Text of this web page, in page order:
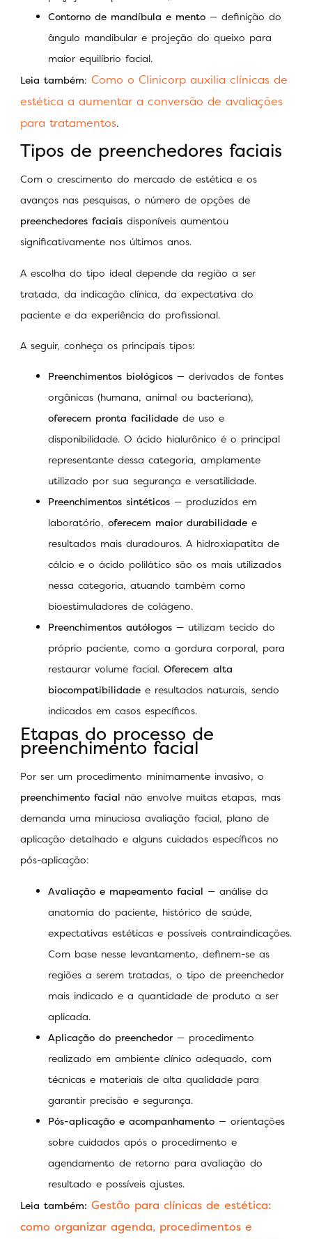
Contorno de mandíbula e mento — definição do
ângulo mandibular e projeção do queixo para
maior equilíbrio facial.
Leia também: Como o Clinicorp auxilia clínicas de
estética a aumentar a conversão de avaliações
para tratamentos.
Tipos de preenchedores faciais
Com o crescimento do mercado de estética e os
avanços nas pesquisas, o número de opções de
preenchedores faciais disponíveis aumentou
significativamente nos últimos anos.
A escolha do tipo ideal depende da região a ser
tratada, da indicação clínica, da expectativa do
paciente e da experiência do profissional.
A seguir, conheça os principais tipos:
Preenchimentos biológicos — derivados de fontes
orgânicas (humana, animal ou bacteriana),
oferecem pronta facilidade de uso e
disponibilidade. O ácido hialurônico é o principal
representante dessa categoria, amplamente
utilizado por sua segurança e versatilidade.
Preenchimentos sintéticos — produzidos em
laboratório, oferecem maior durabilidade e
resultados mais duradouros. A hidroxiapatita de
cálcio e o ácido polilático são os mais utilizados
nessa categoria, atuando também como
bioestimuladores de colágeno.
Preenchimentos autólogos — utilizam tecido do
próprio paciente, como a gordura corporal, para
restaurar volume facial. Oferecem alta
biocompatibilidade e resultados naturais, sendo
indicados em casos específicos.
Etapas do processo de
preenchimento facial
Por ser um procedimento minimamente invasivo, o
preenchimento facial não envolve muitas etapas, mas
demanda uma minuciosa avaliação facial, plano de
aplicação detalhado e alguns cuidados específicos no
pós-aplicação:
Avaliação e mapeamento facial — análise da
anatomia do paciente, histórico de saúde,
expectativas estéticas e possíveis contraindicações.
Com base nesse levantamento, definem-se as
regiões a serem tratadas, o tipo de preenchedor
mais indicado e a quantidade de produto a ser
aplicada.
Aplicação do preenchedor — procedimento
realizado em ambiente clínico adequado, com
técnicas e materiais de alta qualidade para
garantir precisão e segurança.
Pós-aplicação e acompanhamento — orientações
sobre cuidados após o procedimento e
agendamento de retorno para avaliação do
resultado e possíveis ajustes.
Leia também: Gestão para clínicas de estética:
como organizar agenda, procedimentos e